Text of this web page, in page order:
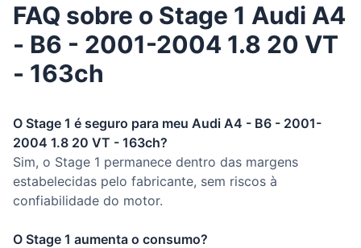
FAQ sobre o Stage 1 Audi A4
- B6 - 2001-2004 1.8 20 VT
- 163ch
O Stage 1 é seguro para meu Audi A4 - B6 - 2001-
2004 1.8 20 VT - 163ch?
Sim, o Stage 1 permanece dentro das margens
estabelecidas pelo fabricante, sem riscos à
confiabilidade do motor.
O Stage 1 aumenta o consumo?